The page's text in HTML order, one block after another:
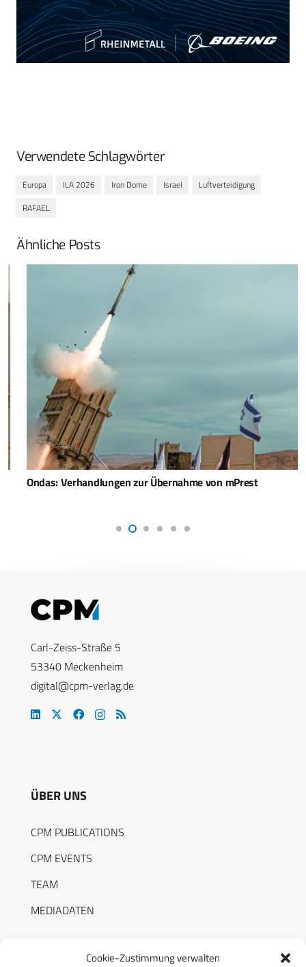
Cookie-Zustimmung verwalten
Verwendete Schlagwörter
Europa ILA 2026 Iron Dome Israel
Luftverteidigung
RAFAEL
Ähnliche Posts
Ondas: Verhandlungen zur Übernahme von mPrest
Carl-Zeiss-Straße 5
53340 Meckenheim
digital@cpm-verlag.de
ÜBER UNS
CPM PUBLICATIONS
CPM EVENTS
TEAM
MEDIADATEN